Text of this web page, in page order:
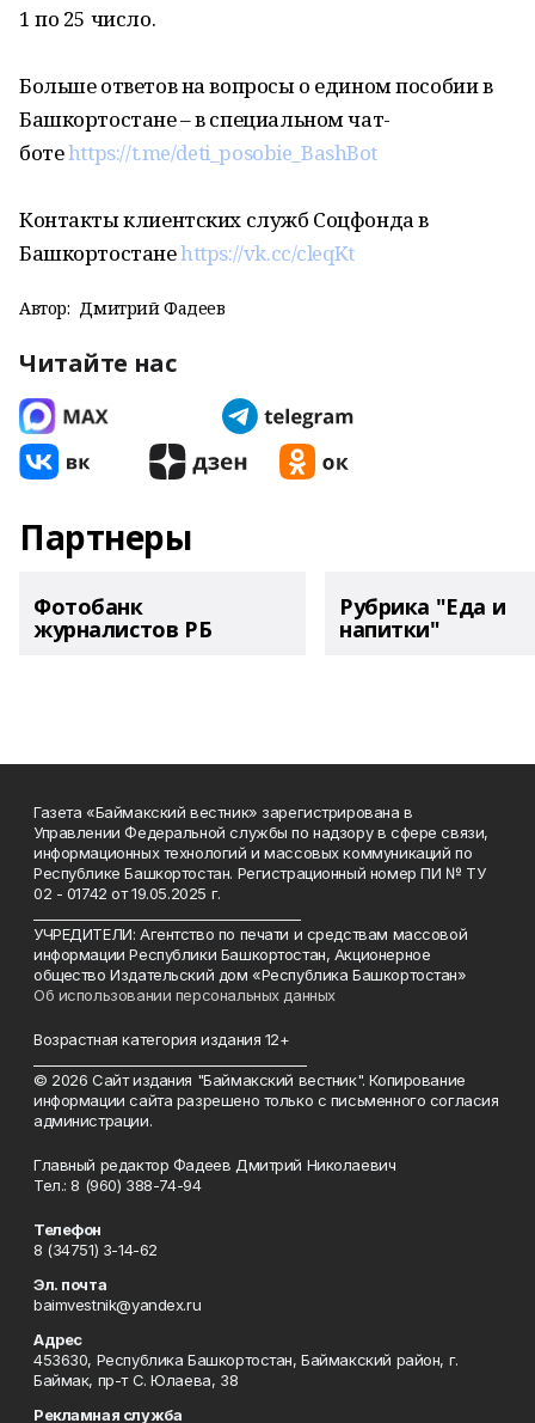
1 по 25 число.
Больше ответов на вопросы о едином пособии в
Башкортостане – в специальном чат-
ботеhttps://t.me/deti_posobie_BashBot
Контакты клиентских служб Соцфонда в
Башкортостанеhttps://vk.cc/cleqKt
Автор: Дмитрий Фадеев
Читайте нас
Партнеры
Фотобанк
журналистов РБ
Рубрика "Еда и
напитки"
Газета «Баймакский вестник» зарегистрирована в
Управлении Федеральной службы по надзору в сфере связи,
информационных технологий и массовых коммуникаций по
Республике Башкортостан. Регистрационный номер ПИ № ТУ
02 - 01742 от 19.05.2025 г.
УЧРЕДИТЕЛИ: Агентство по печати и средствам массовой
информации Республики Башкортостан, Акционерное
общество Издательский дом «Республика Башкортостан»
Об использовании персональных данных
Возрастная категория издания 12+
© 2026 Сайт издания "Баймакский вестник". Копирование
информации сайта разрешено только с письменного согласия
администрации.
Главный редактор Фадеев Дмитрий Николаевич
Тел.: 8 (960) 388-74-94
Телефон
8 (34751) 3-14-62
Эл. почта
baimvestnik@yandex.ru
Адрес
453630, Республика Башкортостан, Баймакский район, г.
Баймак, пр-т С. Юлаева, 38
Рекламная служба